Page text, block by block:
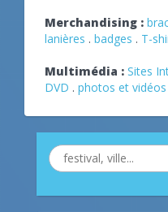
Merchandising :
lanières . badges . T-
Multimédia : Sites
DVD . photos et vidéos